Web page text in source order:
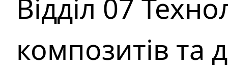
Вiддiл 07
композитів та